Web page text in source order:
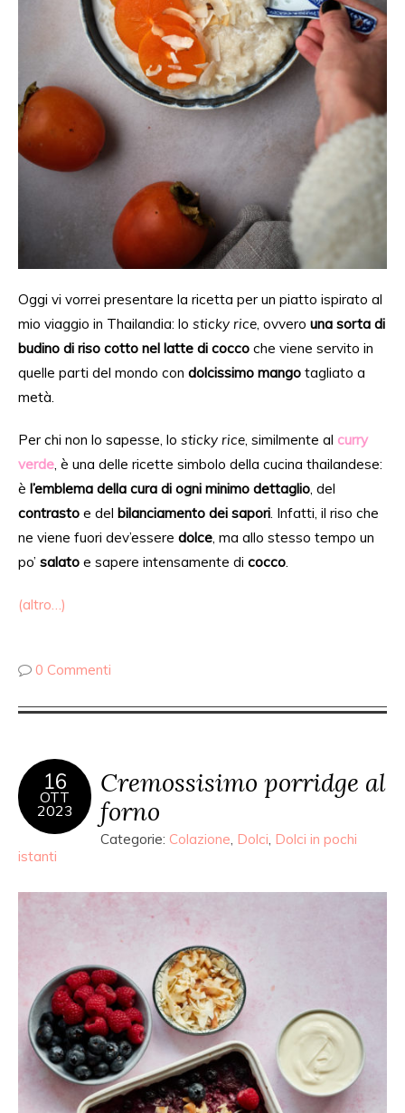
Oggi vi vorrei presentare la ricetta per un piatto ispirato al
mio viaggio in Thailandia: lo sticky rice, ovvero una sorta di
budino di riso cotto nel latte di cocco che viene servito in
quelle parti del mondo con dolcissimo mango tagliato a
metà.
Per chi non lo sapesse, lo sticky rice, similmente al curry
verde, è una delle ricette simbolo della cucina thailandese:
è l’emblema della cura di ogni minimo dettaglio, del
contrasto e del bilanciamento dei sapori. Infatti, il riso che
ne viene fuori dev’essere dolce, ma allo stesso tempo un
po’ salato e sapere intensamente di cocco.
(altro…)
0 Commenti
16
OTT
2023
Cremossisimo porridge al
forno
Categorie: Colazione, Dolci, Dolci in pochi
istanti